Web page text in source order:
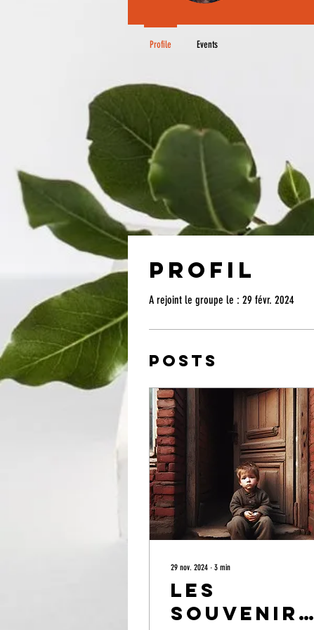
Profil
A rejoint le groupe le : 29 févr. 2024
Posts
29 nov. 2024 ∙ 3 min
Les
souvenirs
Profile Events